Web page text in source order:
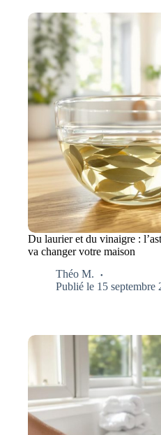
Du laurier et du vinaigre :
va changer votre maison
Théo M.
Publié le 15 septembre